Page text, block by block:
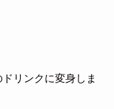
リンクに変身しま